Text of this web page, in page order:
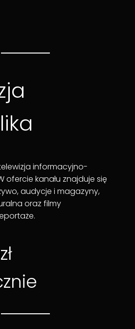
informacyjno-
ofercie kanału znajduje się
audycje i magazyny,
oraz filmy